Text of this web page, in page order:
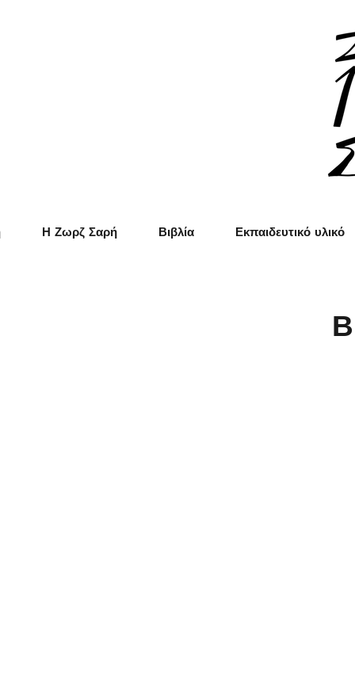
Η Ζωρζ Σαρή Βιβλία Εκπαιδευτικό υλικό